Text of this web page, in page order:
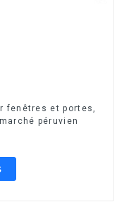
fenêtres et portes,
péruvien